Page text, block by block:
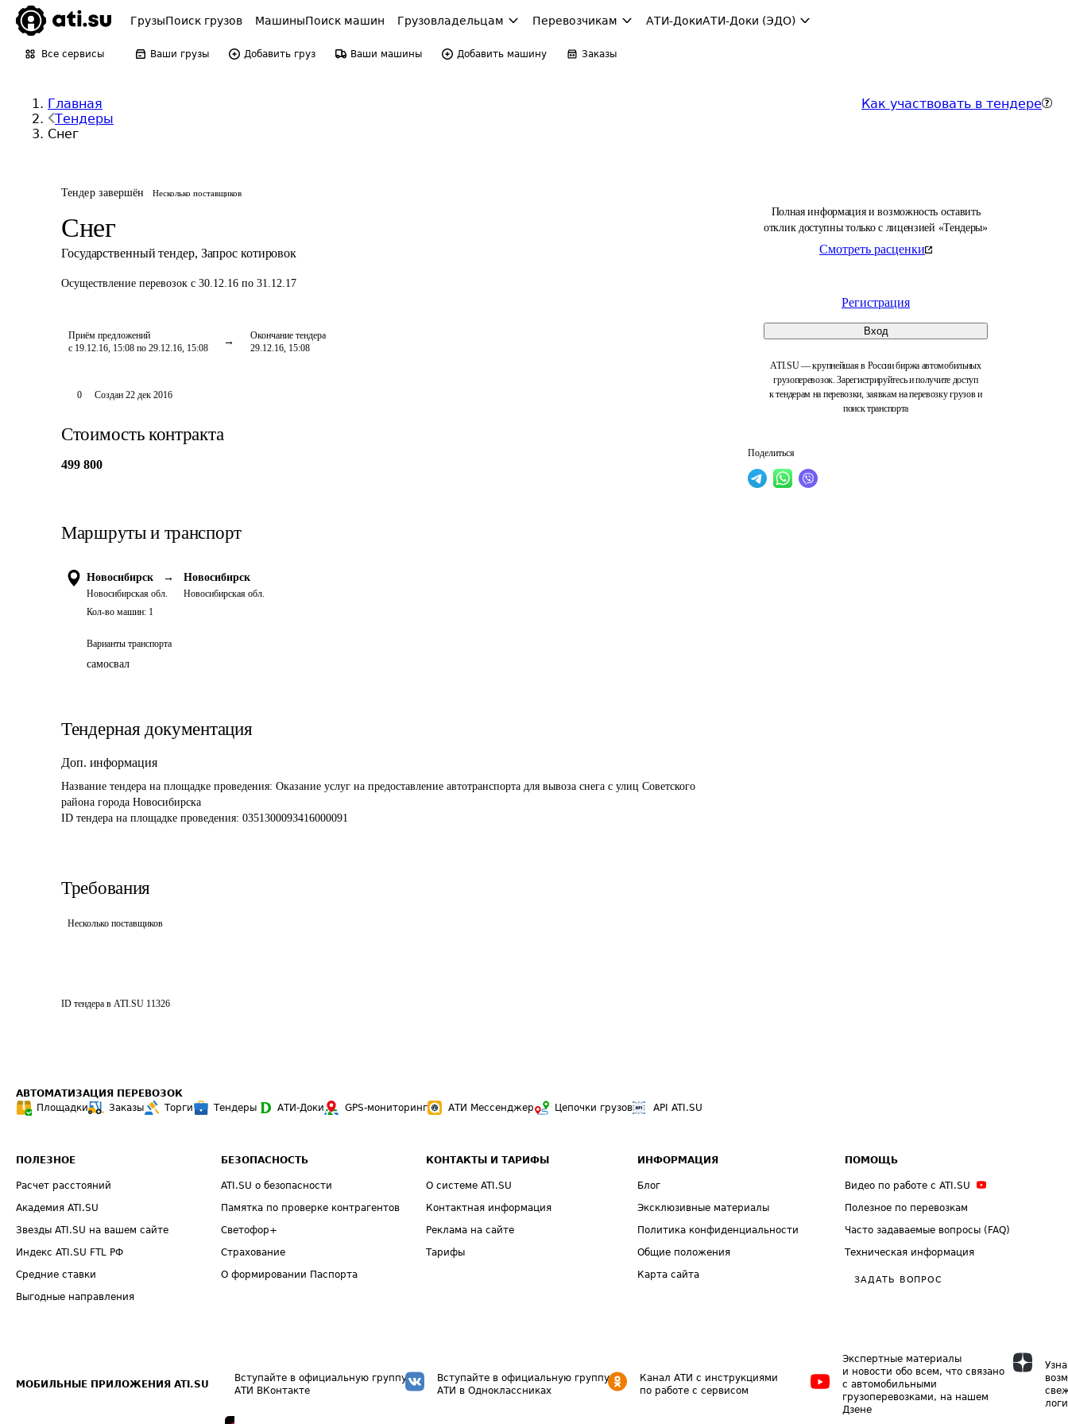
ГрузыПоиск грузов МашиныПоиск машин Грузовладельцам Перевозчикам АТИ-ДокиАТИ-Доки (ЭДО)
Все сервисы Ваши грузы Добавить груз Ваши машины Добавить машину Заказы
Главная
Тендеры
Снег
Как участвовать в тендере
Тендер завершён Несколько поставщиков
Снег
Государственный тендер, Запрос котировок
Осуществление перевозок с 30.12.16 по 31.12.17
Приём предложений
с 19.12.16, 15:08 по 29.12.16, 15:08
Окончание тендера
29.12.16, 15:08
Полная информация и возможность оставить
отклик доступны только с лицензией «Тендеры»
Смотреть расценки
Регистрация
Вход
ATI.SU — крупнейшая в России биржа автомобильных
грузоперевозок. Зарегистрируйтесь и получите доступ
к тендерам на перевозки, заявкам на перевозку грузов и
поиск транспорта
Поделиться
0 Создан 22 дек 2016
Стоимость контракта
499 800
Маршруты и транспорт
Новосибирск →
Новосибирская обл.
Новосибирск
Новосибирская обл.
Кол-во машин: 1
Варианты транспорта
самосвал
Тендерная документация
Доп. информация
Название тендера на площадке проведения: Оказание услуг на предоставление автотранспорта для вывоза снега с улиц Советского
района города Новосибирска
ID тендера на площадке проведения: 0351300093416000091
Требования
Несколько поставщиков
ID тендера в ATI.SU 11326
АВТОМАТИЗАЦИЯ ПЕРЕВОЗОК
Площадки
Заказы Торги Тендеры АТИ-Доки GPS-мониторинг АТИ Мессенджер Цепочки грузов API ATI.SU
ПОЛЕЗНОЕ
Расчет расстояний
Академия ATI.SU
Звезды ATI.SU на вашем сайте
Индекс ATI.SU FTL РФ
Средние ставки
Выгодные направления
БЕЗОПАСНОСТЬ
ATI.SU о безопасности
Памятка по проверке контрагентов
Светофор+
Страхование
О формировании Паспорта
КОНТАКТЫ И ТАРИФЫ
О системе ATI.SU
Контактная информация
Реклама на сайте
Тарифы
ИНФОРМАЦИЯ
Блог
Эксклюзивные материалы
Политика конфиденциальности
Общие положения
Карта сайта
ПОМОЩЬ
Видео по работе с ATI.SU
Полезное по перевозкам
Часто задаваемые вопросы (FAQ)
Техническая информация
ЗАДАТЬ ВОПРОС
МОБИЛЬНЫЕ ПРИЛОЖЕНИЯ ATI.SU
Вступайте в официальную группу
АТИ ВКонтакте
Вступайте в официальную группу
АТИ в Одноклассниках
Канал АТИ с инструкциями
по работе с сервисом
Экспертные материалы
и новости обо всем, что связано
с автомобильными
грузоперевозками, на нашем
Дзене